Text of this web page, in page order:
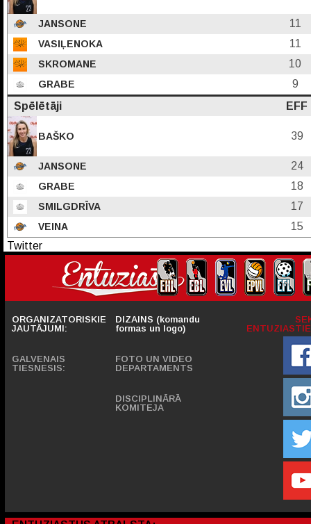
JANSONE 11
VASIĻENOKA 11
SKROMANE 10
GRABE
9
Spēlētāji
EFF
BAŠKO 39
JANSONE 24
GRABE 18
SMILGDRĪVA 17
VEINA
15
Twitter
ORGANIZATORISKIE
JAUTĀJUMI:
GALVENAIS
TIESNESIS:
DIZAINS (komandu
formas un logo)
FOTO UN VIDEO
DEPARTAMENTS
DISCIPLINĀRĀ
KOMITEJA